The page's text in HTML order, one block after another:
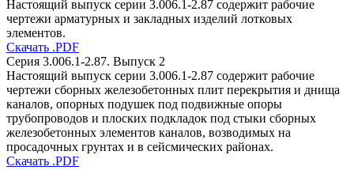
Настоящий выпуск серии 3.006.1-2.87 содержит рабочие
чертежи арматурных и закладных изделий лотковых
элементов.
Скачать .PDF
Серия 3.006.1-2.87. Выпуск 2
Настоящий выпуск серии 3.006.1-2.87 содержит рабочие
чертежи сборных железобетонных плит перекрытия и днища
каналов, опорных подушек под подвижные опоры
трубопроводов и плоских подкладок под стыки сборных
железобетонных элементов каналов, возводимых на
просадочных грунтах и в сейсмических районах.
Скачать .PDF